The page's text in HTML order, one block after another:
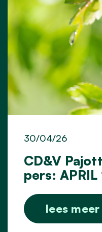
CD&V
pers:
30/04/26
lees meer